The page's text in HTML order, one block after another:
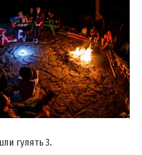
гулять 3.